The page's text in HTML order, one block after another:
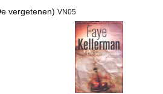
vergetenen) VN05